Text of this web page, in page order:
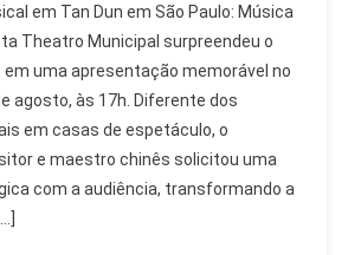
Dun
Em
São
Paulo:
Música
Evocativa
Conquista
Theatro
em Tan Dun em São Paulo: Música
Theatro Municipal surpreendeu o
uma apresentação memorável no
agosto, às 17h. Diferente dos
em casas de espetáculo, o
e maestro chinês solicitou uma
com a audiência, transformando a